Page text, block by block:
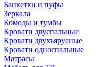
Банкетки и пуфы
Зеркала
Комоды и тумбы
Кровати двуспальные
Кровати двухъярусные
Кровати односпальные
Матрасы